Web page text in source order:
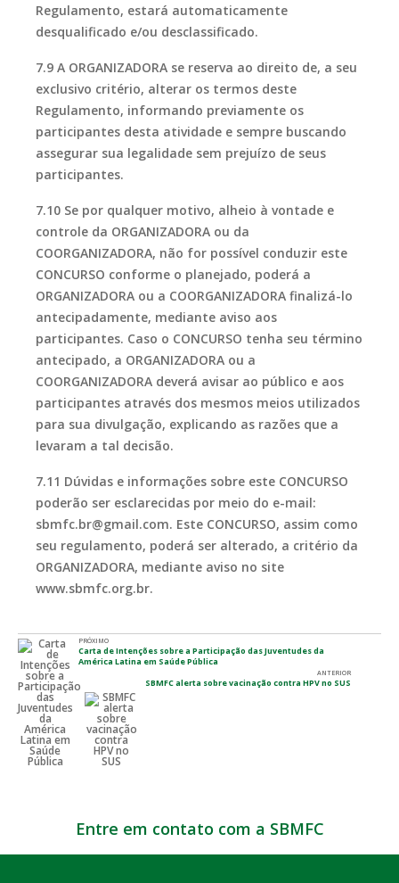
Regulamento, estará automaticamente
desqualificado e/ou desclassificado.
7.9 A ORGANIZADORA se reserva ao direito de, a seu
exclusivo critério, alterar os termos deste
Regulamento, informando previamente os
participantes desta atividade e sempre buscando
assegurar sua legalidade sem prejuízo de seus
participantes.
7.10 Se por qualquer motivo, alheio à vontade e
controle da ORGANIZADORA ou da
COORGANIZADORA, não for possível conduzir este
CONCURSO conforme o planejado, poderá a
ORGANIZADORA ou a COORGANIZADORA finalizá-lo
antecipadamente, mediante aviso aos
participantes. Caso o CONCURSO tenha seu término
antecipado, a ORGANIZADORA ou a
COORGANIZADORA deverá avisar ao público e aos
participantes através dos mesmos meios utilizados
para sua divulgação, explicando as razões que a
levaram a tal decisão.
7.11 Dúvidas e informações sobre este CONCURSO
poderão ser esclarecidas por meio do e-mail:
sbmfc.br@gmail.com. Este CONCURSO, assim como
seu regulamento, poderá ser alterado, a critério da
ORGANIZADORA, mediante aviso no site
www.sbmfc.org.br.
PRÓXIMO
Carta de Intenções sobre a Participação das Juventudes da
América Latina em Saúde Pública
ANTERIOR
SBMFC alerta sobre vacinação contra HPV no SUS
Entre em contato com a SBMFC